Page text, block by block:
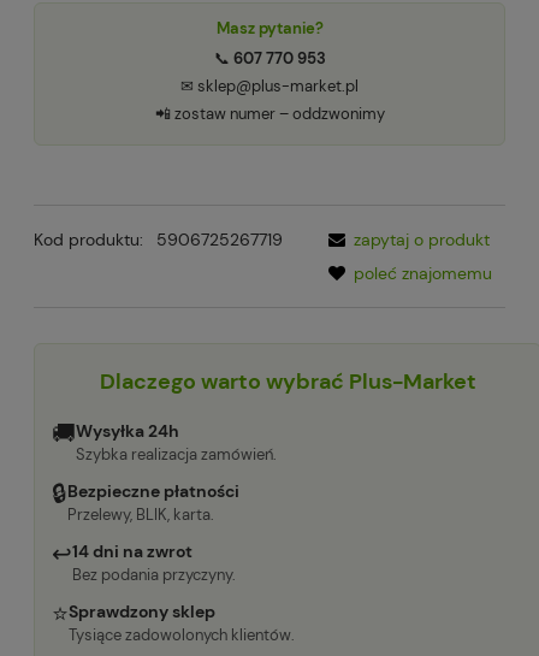
Masz pytanie?
📞 607 770 953
✉ sklep@plus-market.pl
📲 zostaw numer – oddzwonimy
Kod produktu: 5906725267719
zapytaj o produkt
poleć znajomemu
Dlaczego warto wybrać Plus-Market
🚚Wysyłka 24h
Szybka realizacja zamówień.
🔒Bezpieczne płatności
Przelewy, BLIK, karta.
↩14 dni na zwrot
Bez podania przyczyny.
⭐Sprawdzony sklep
Tysiące zadowolonych klientów.